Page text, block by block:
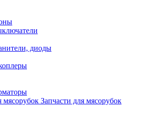
диоды
Запчасти для мясорубок